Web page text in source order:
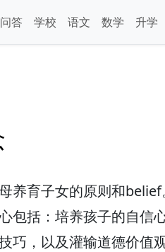
问答 学校 语文 数学 升学
养育子女的原则和
包括：培养孩子的自信
巧，以及灌输道德价